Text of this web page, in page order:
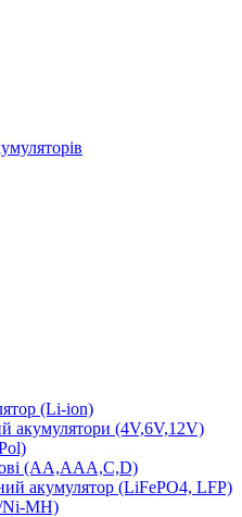
(Li-ion)
акумулятори (4V,6V,12V)
(AA,AAA,C,D)
акумулятор (LiFePO4, LFP)
Ni-MH)